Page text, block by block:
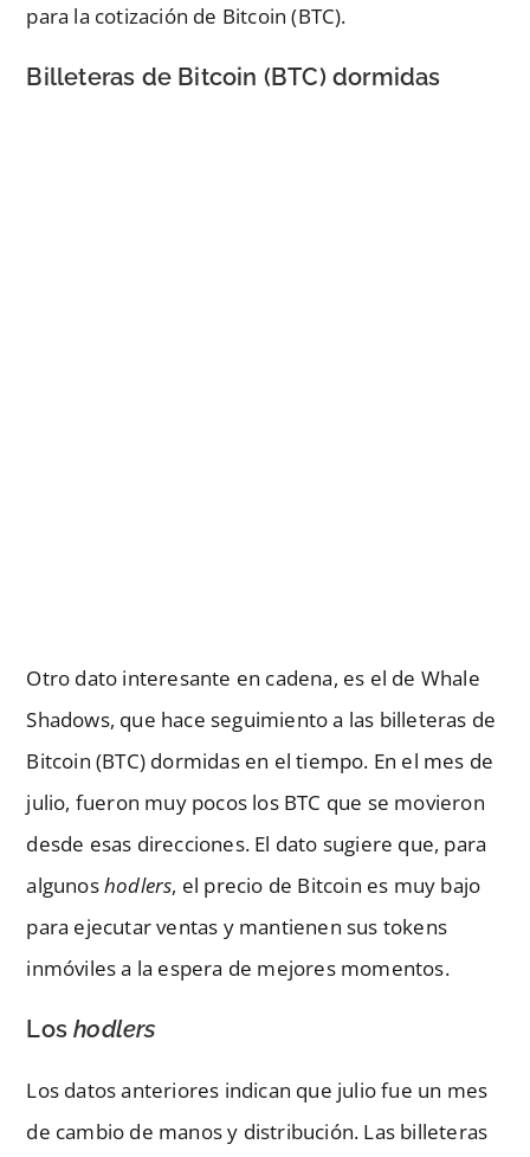
para la cotización de Bitcoin (BTC).
Billeteras de Bitcoin (BTC) dormidas
Otro dato interesante en cadena, es el de Whale
Shadows, que hace seguimiento a las billeteras de
Bitcoin (BTC) dormidas en el tiempo. En el mes de
julio, fueron muy pocos los BTC que se movieron
desde esas direcciones. El dato sugiere que, para
algunoshodlers, el precio de Bitcoin es muy bajo
para ejecutar ventas y mantienen sus tokens
inmóviles a la espera de mejores momentos.
Loshodlers
Los datos anteriores indican que julio fue un mes
de cambio de manos y distribución. Las billeteras